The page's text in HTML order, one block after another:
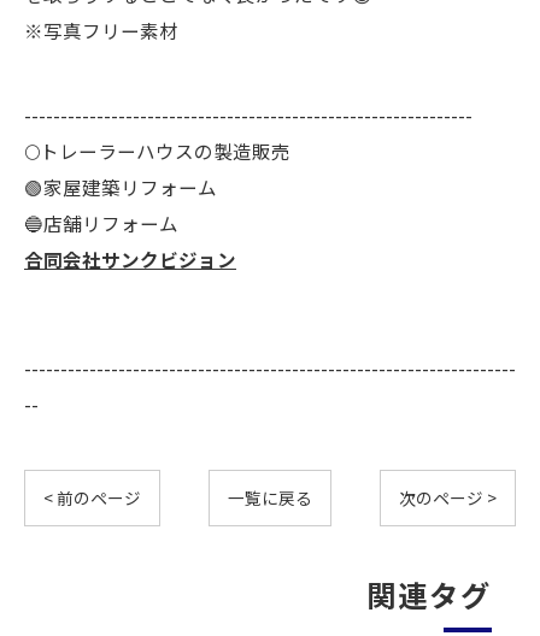
※写真フリー素材
--------------------------------------------------------------
🌕️トレーラーハウスの製造販売
🟢家屋建築リフォーム
🔵店舗リフォーム
合同会社サンクビジョン
--------------------------------------------------------------------
--
< 前のページ 一覧に戻る 次のページ >
関連タグ